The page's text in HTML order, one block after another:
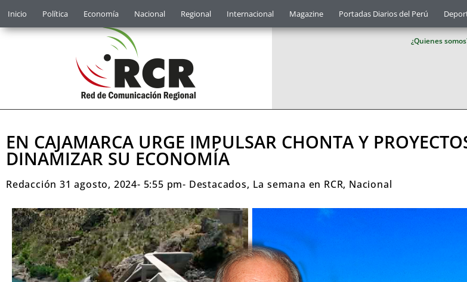
Inicio Política Economía Nacional Regional Internacional Magazine Portadas Diarios del Perú
¿Quienes
EN CAJAMARCA URGE IMPULSAR CHONTA Y
DINAMIZAR SU ECONOMÍA
Redacción 31 agosto, 2024- 5:55 pm- Destacados, La semana en RCR, Nacional